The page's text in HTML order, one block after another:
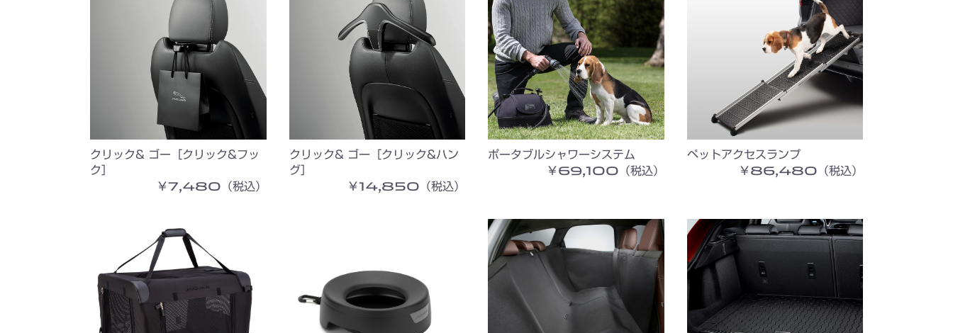
クリック& ゴー［クリック&フッ
ク］
￥7,480（税込）
クリック& ゴー［クリック&ハン
グ］
￥14,850（税込）
ポータブルシャワーシステム
￥69,100（税込）
ペットアクセスランプ
￥86,480（税込）
お買い物を続ける カートへ進む